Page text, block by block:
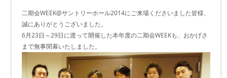
二期会WEEK@サントリーホール2014にご来場くださいました皆様、
誠にありがとうございました。
6月23日～29日に渡って開催した本年度の二期会WEEKも、おかげさ
まで無事閉幕いたしました。